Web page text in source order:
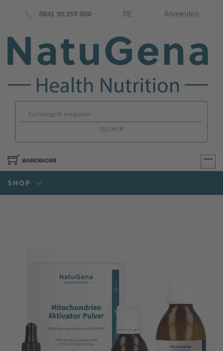
0841 90 255 000 DE Anmelden
SUCHEN
WARENKORB
SHOP